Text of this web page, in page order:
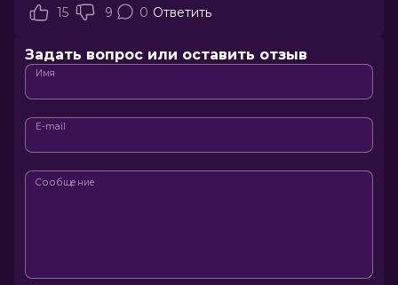
15
9 0 Ответить
Задать вопрос или оставить отзыв
Имя
E-mail
Сообщение